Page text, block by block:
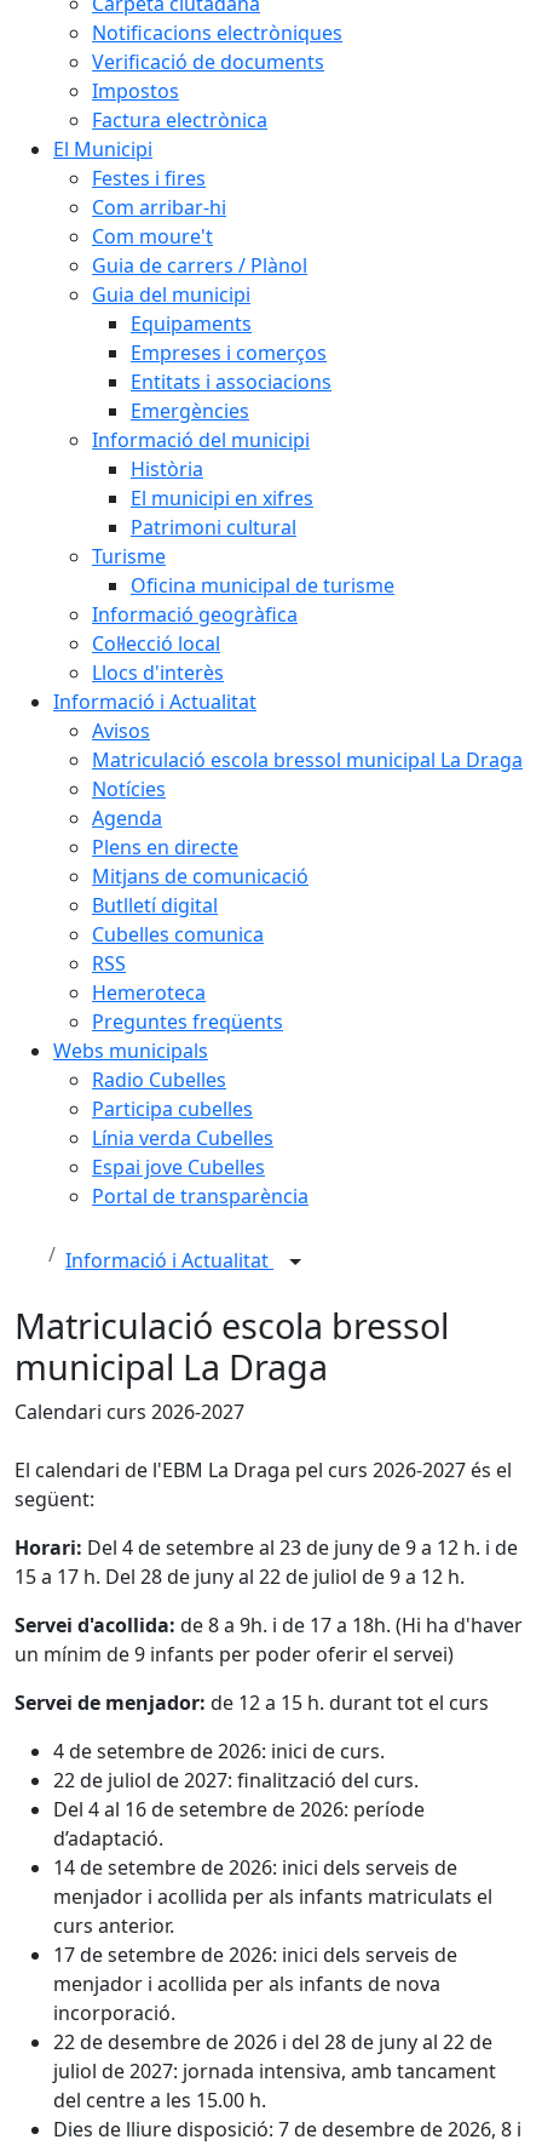
Notificacions electròniques
Verificació de documents
Impostos
Factura electrònica
El Municipi
Festes i fires
Com arribar-hi
Com moure't
Guia de carrers / Plànol
Guia del municipi
Equipaments
Empreses i comerços
Entitats i associacions
Emergències
Informació del municipi
Història
El municipi en xifres
Patrimoni cultural
Turisme
Oficina municipal de turisme
Informació geogràfica
Col·lecció local
Llocs d'interès
Informació i Actualitat
Avisos
Matriculació escola bressol municipal La Draga
Notícies
Agenda
Plens en directe
Mitjans de comunicació
Butlletí digital
Cubelles comunica
RSS
Hemeroteca
Preguntes freqüents
Webs municipals
Radio Cubelles
Participa cubelles
Línia verda Cubelles
Espai jove Cubelles
Portal de transparència
Informació i Actualitat
Matriculació escola bressol
municipal La Draga
Calendari curs 2026-2027
El calendari de l'EBM La Draga pel curs 2026-2027 és el
següent:
Horari: Del 4 de setembre al 23 de juny de 9 a 12 h. i de
15 a 17 h. Del 28 de juny al 22 de juliol de 9 a 12 h.
Servei d'acollida: de 8 a 9h. i de 17 a 18h. (Hi ha d'haver
un mínim de 9 infants per poder oferir el servei)
Servei de menjador: de 12 a 15 h. durant tot el curs
4 de setembre de 2026: inici de curs.
22 de juliol de 2027: finalització del curs.
Del 4 al 16 de setembre de 2026: període
d’adaptació.
14 de setembre de 2026: inici dels serveis de
menjador i acollida per als infants matriculats el
curs anterior.
17 de setembre de 2026: inici dels serveis de
menjador i acollida per als infants de nova
incorporació.
22 de desembre de 2026 i del 28 de juny al 22 de
juliol de 2027: jornada intensiva, amb tancament
del centre a les 15.00 h.
Dies de lliure disposició: 7 de desembre de 2026, 8 i